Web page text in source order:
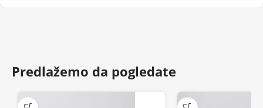
Predlažemo da pogledate